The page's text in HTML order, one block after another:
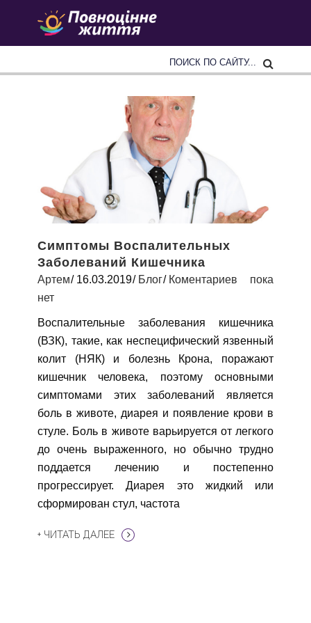
Симптомы Воспалительных
Заболеваний Кишечника
Артем 16.03.2019 Блог
Коментариев пока
нет
Воспалительные заболевания кишечника
(ВЗК), такие, как неспецифический язвенный
колит (НЯК) и болезнь Крона, поражают
кишечник человека, поэтому основными
симптомами этих заболеваний является
боль в животе, диарея и появление крови в
стуле. Боль в животе варьируется от легкого
до очень выраженного, но обычно трудно
поддается лечению и постепенно
прогрессирует. Диарея это жидкий или
сформирован стул, частота
+ ЧИТАТЬ ДАЛЕЕ